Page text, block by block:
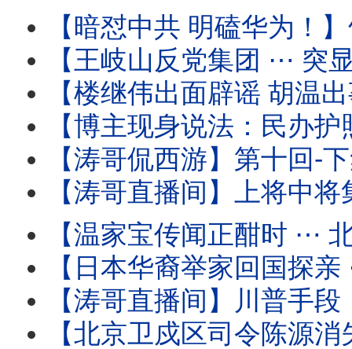
【暗怼中共 明磕华为！】竹知了 ⋯ 哇哇
【王岐山反党集团 ⋯ 突显网路！】胡锦涛举家
【楼继伟出面辟谣 胡温出事儿传闻 ⋯ 撼动了谁？】北戴河会议
【博主现身说法：民办护照开卡！】警察开始追讨户
【涛哥侃西游】第十回-下集：二将军宫门镇鬼 唐太宗地府还魂 ⋯ 阴曹
【涛哥直播间】上将中将集体缺席建军99
【温家宝传闻正酣时 ⋯ 北戴河会议开始！】与将军
【日本华裔举家回国探亲 ⋯ 离境登机时被抓！】信不
【涛哥直播间】川普手段：再次撤回对伊朗
【北京卫戍区司令陈源消失 ⋯ 胡温传闻骤起！】受命于蔡奇 保护习